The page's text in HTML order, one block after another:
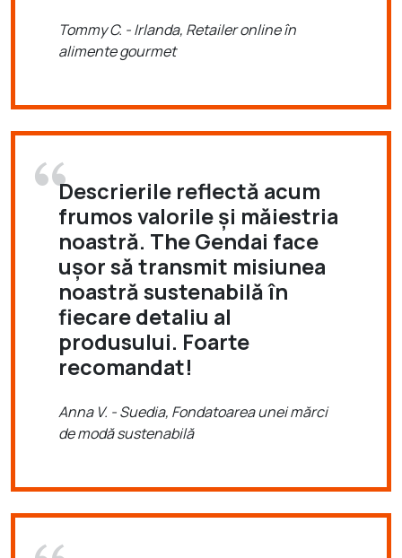
Tommy C. - Irlanda, Retailer online în
alimente gourmet
Descrierile reflectă acum
frumos valorile și măiestria
noastră. The Gendai face
ușor să transmit misiunea
noastră sustenabilă în
fiecare detaliu al
produsului. Foarte
recomandat!
Anna V. - Suedia, Fondatoarea unei mărci
de modă sustenabilă